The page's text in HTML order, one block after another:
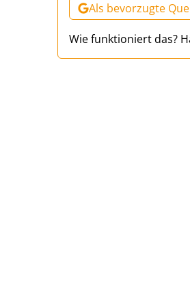
Als bevorzugte
Wie funktioniert das?